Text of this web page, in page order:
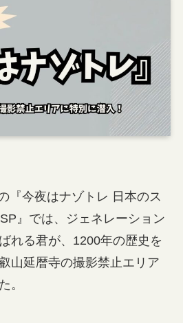
『今夜はナゾトレ 日本のス
』では、ジェネレーション
れる君が、1200年の歴史を
山延暦寺の撮影禁止エリア
。